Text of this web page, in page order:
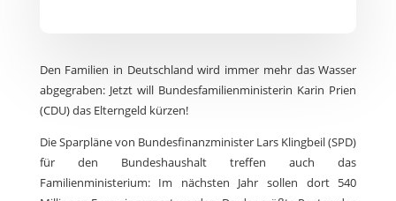
Den Familien in Deutschland wird immer mehr das Wasser
abgegraben: Jetzt will Bundesfamilienministerin Karin Prien
(CDU) das Elterngeld kürzen!
Die Sparpläne von Bundesfinanzminister Lars Klingbeil (SPD)
für den Bundeshaushalt treffen auch das
Familienministerium: Im nächsten Jahr sollen dort 540